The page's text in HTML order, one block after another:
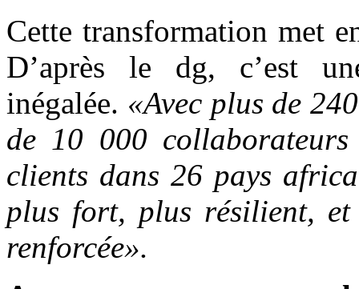
Cette transformation met
D’après le dg, c’est
inégalée. «Avec plus de
de 10 000
clients dans 26 pays
plus fort, plus résilient, et
renforcée».